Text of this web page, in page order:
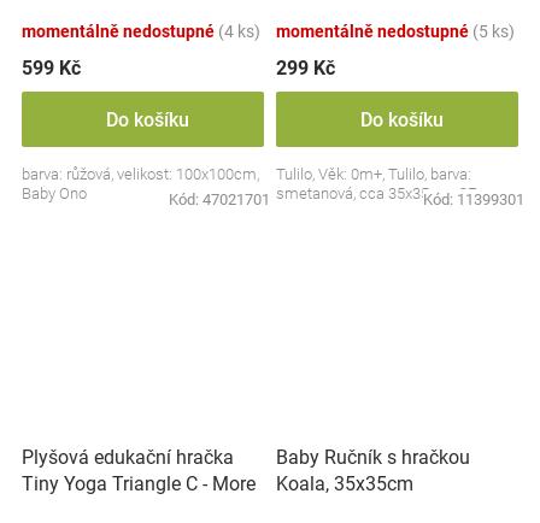
momentálně nedostupné (4 ks)
599 Kč
Do košíku
barva: růžová, velikost: 100x100cm,
Baby Ono
Kód: 47021701
momentálně nedostupné (5 ks)
299 Kč
Do košíku
Tulilo, Věk: 0m+, Tulilo, barva:
smetanová, cca 35x35cm, CE
Kód: 11399301
Plyšová edukační hračka
Tiny Yoga Triangle C - More
Baby Ručník s hračkou
Koala, 35x35cm